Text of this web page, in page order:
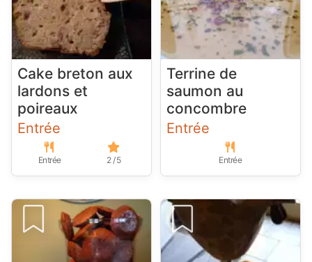
Cake breton aux
lardons et
poireaux
Entrée
Entrée 2 / 5
Terrine de
saumon au
concombre
Entrée
Entrée